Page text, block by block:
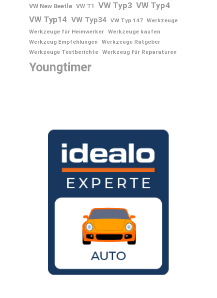
VW New Beetle VW T1 VW Typ3 VW Typ4
VW Typ14 VW Typ34 VW Typ 147 Werkzeuge
Werkzeuge für Heimwerker Werkzeuge kaufen
Werkzeug Empfehlungen
Werkzeuge Ratgeber
Werkzeuge Testberichte Werkzeug für Reparaturen
Youngtimer